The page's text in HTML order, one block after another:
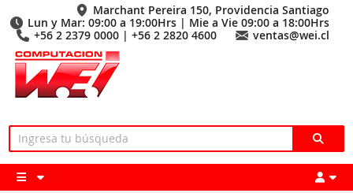
Marchant Pereira 150, Providencia Santiago
Lun y Mar: 09:00 a 19:00Hrs | Mie a Vie 09:00 a 18:00Hrs
+56 2 2379 0000 | +56 2 2820 4600
ventas@wei.cl